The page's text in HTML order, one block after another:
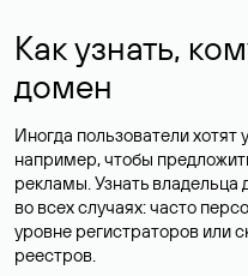
Как узнать,
домен
Иногда пользователи хотят
например, чтобы
рекламы. Узнать
во всех случаях: часто
уровне регистраторов или
реестров.